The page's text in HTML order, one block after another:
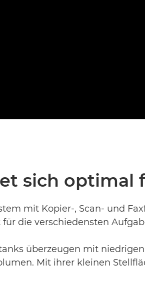
sich optimal
mit Kopier-, Scan- und
die verschiedensten
überzeugen mit
Mit ihrer kleinen